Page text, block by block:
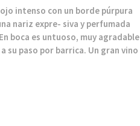
intenso con un borde púrpura
nariz expre- siva y perfumada
boca es untuoso, muy agradable
su paso por barrica. Un gran vino